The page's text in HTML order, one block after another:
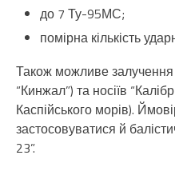
до 7 Ту-95МС;
помірна кількість
Також можливе залучення
“Кинжал”) та носіїв
Каспійського морів).
застосовуватися й
23”.